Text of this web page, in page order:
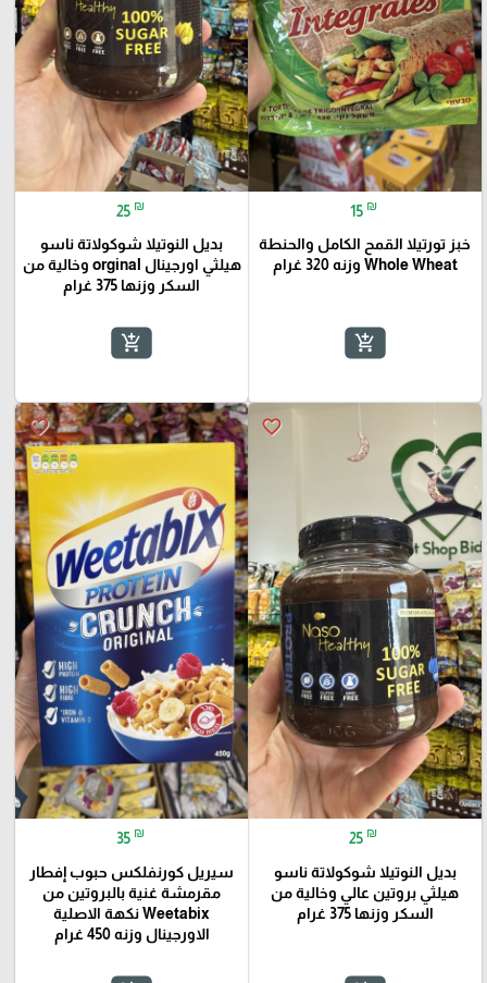
15 ₪
خبز تورتيلا القمح الكامل والحنطة
Whole Wheat وزنه 320 غرام
add_shopping_cart
25 ₪
بديل النوتيلا شوكولاتة ناسو
هيلثي اورجينال orginal وخالية من
السكر وزنها 375 غرام
add_shopping_cart
favorite_border
25 ₪
بديل النوتيلا شوكولاتة ناسو
هيلثي بروتين عالي وخالية من
السكر وزنها 375 غرام
favorite_border
35 ₪
سيريل كورنفلكس حبوب إفطار
مقرمشة غنية بالبروتين من
Weetabix نكهة الاصلية
الاورجينال وزنه 450 غرام